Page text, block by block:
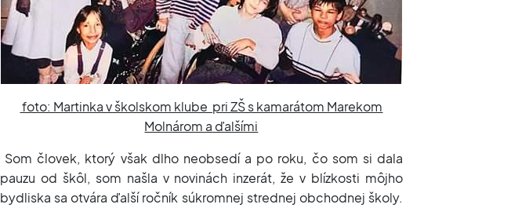
foto: Martinka v školskom klube pri ZŠ s kamarátom Marekom
Molnárom a ďalšími
Som človek, ktorý však dlho neobsedí a po roku, čo som si dala
pauzu od škôl, som našla v novinách inzerát, že v blízkosti môjho
bydliska sa otvára ďalší ročník súkromnej strednej obchodnej školy.